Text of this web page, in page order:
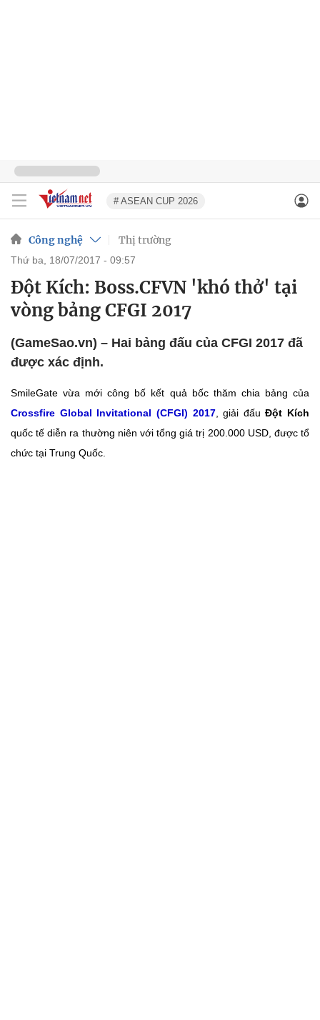
# ASEAN CUP 2026
Công nghệ Thị trường
thứ ba, 18/07/2017 - 09:57
Đột Kích: Boss.CFVN 'khó thở' tại
vòng bảng CFGI 2017
(GameSao.vn) – Hai bảng đấu của CFGI 2017 đã
được xác định.
SmileGate vừa mới công bố kết quả bốc thăm chia bảng của
Crossfire Global Invitational (CFGI) 2017, giải đấuĐột Kích
quốc tế diễn ra thường niên với tổng giá trị 200.000 USD, được tổ
chức tại Trung Quốc.